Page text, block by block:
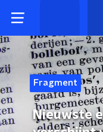
Fragment
Nieuwste